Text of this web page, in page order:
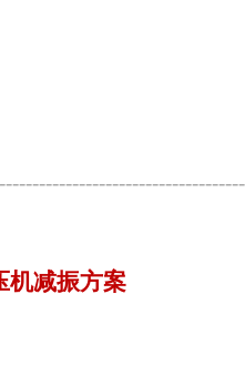
机减振方案